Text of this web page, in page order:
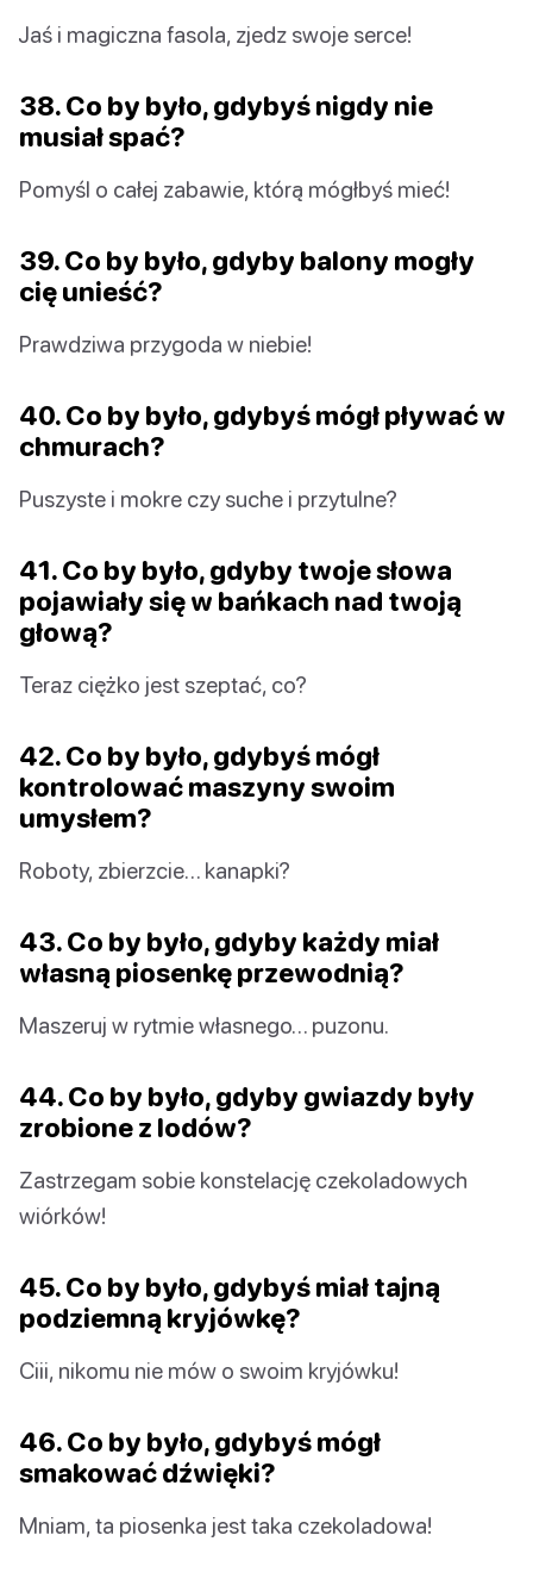
Jaś i magiczna fasola, zjedz swoje serce!
38. Co by było, gdybyś nigdy nie
musiał spać?
Pomyśl o całej zabawie, którą mógłbyś mieć!
39. Co by było, gdyby balony mogły
cię unieść?
Prawdziwa przygoda w niebie!
40. Co by było, gdybyś mógł pływać w
chmurach?
Puszyste i mokre czy suche i przytulne?
41. Co by było, gdyby twoje słowa
pojawiały się w bańkach nad twoją
głową?
Teraz ciężko jest szeptać, co?
42. Co by było, gdybyś mógł
kontrolować maszyny swoim
umysłem?
Roboty, zbierzcie… kanapki?
43. Co by było, gdyby każdy miał
własną piosenkę przewodnią?
Maszeruj w rytmie własnego… puzonu.
44. Co by było, gdyby gwiazdy były
zrobione z lodów?
Zastrzegam sobie konstelację czekoladowych
wiórków!
45. Co by było, gdybyś miał tajną
podziemną kryjówkę?
Ciii, nikomu nie mów o swoim kryjówku!
46. Co by było, gdybyś mógł
smakować dźwięki?
Mniam, ta piosenka jest taka czekoladowa!